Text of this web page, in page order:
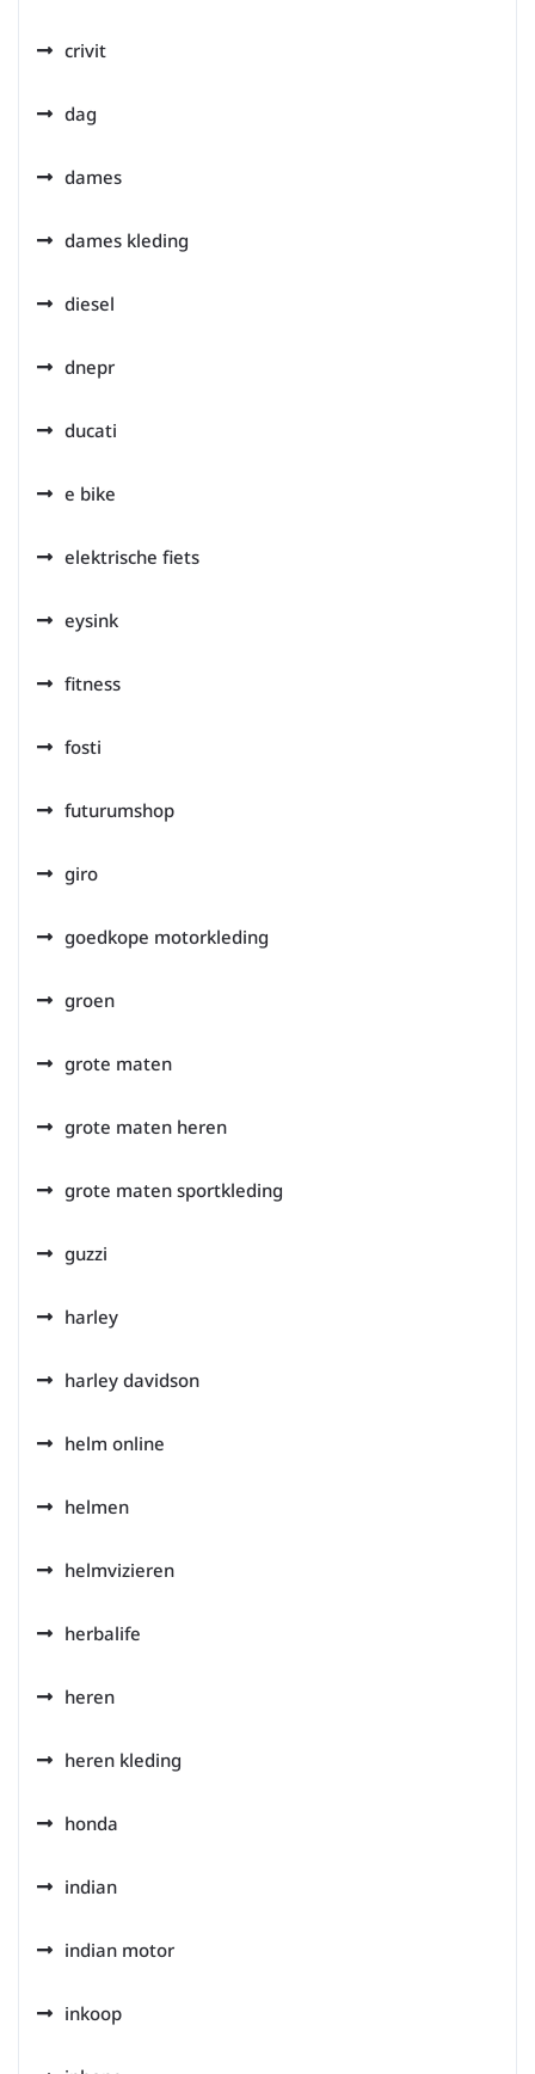
crivit
dag
dames
dames kleding
diesel
dnepr
ducati
e bike
elektrische fiets
eysink
fitness
fosti
futurumshop
giro
goedkope motorkleding
groen
grote maten
grote maten heren
grote maten sportkleding
guzzi
harley
harley davidson
helm online
helmen
helmvizieren
herbalife
heren
heren kleding
honda
indian
indian motor
inkoop